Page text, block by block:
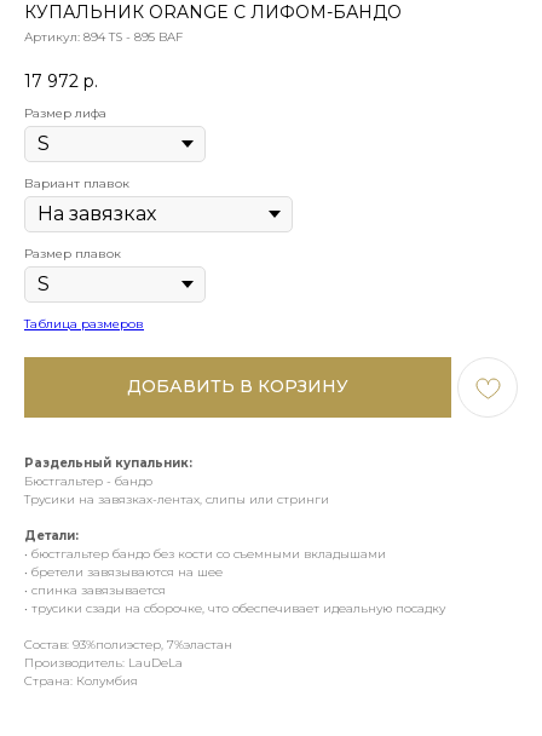
КУПАЛЬНИК ORANGE С ЛИФОМ-БАНДО
Артикул: 894 TS - 895 BAF
17 972 р.
Размер лифа
Вариант плавок
Размер плавок
Таблица размеров
ДОБАВИТЬ В КОРЗИНУ
Раздельный купальник:
Бюстгальтер - бандо
Трусики на завязках-лентах, слипы или стринги
Детали:
• бюстгальтер бандо без кости со съемными вкладышами
• бретели завязываются на шее
• спинка завязывается
• трусики сзади на сборочке, что обеспечивает идеальную посадку
Состав: 93%полиэстер, 7%эластан
Производитель: LauDeLa
Страна: Колумбия